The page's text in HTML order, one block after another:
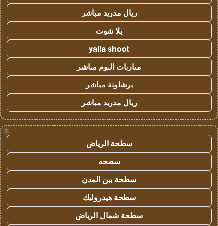
ريال مدريد مباشر
يلا شوت
yalla shoot
مباريات اليوم مباشر
برشلونة مباشر
ريال مدريد مباشر
!
سطحة الرياض
سطحه
سطحة بين المدن
سطحة هيدروليك
سطحة شمال الرياض